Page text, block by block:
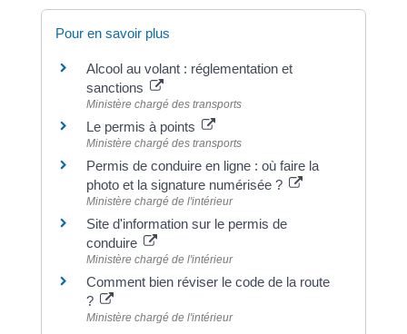
Pour en savoir plus
Alcool au volant : réglementation et
sanctions
Ministère chargé des transports
Le permis à points
Ministère chargé des transports
Permis de conduire en ligne : où faire la
photo et la signature numérisée ?
Ministère chargé de l'intérieur
Site d'information sur le permis de
conduire
Ministère chargé de l'intérieur
Comment bien réviser le code de la route
?
Ministère chargé de l'intérieur